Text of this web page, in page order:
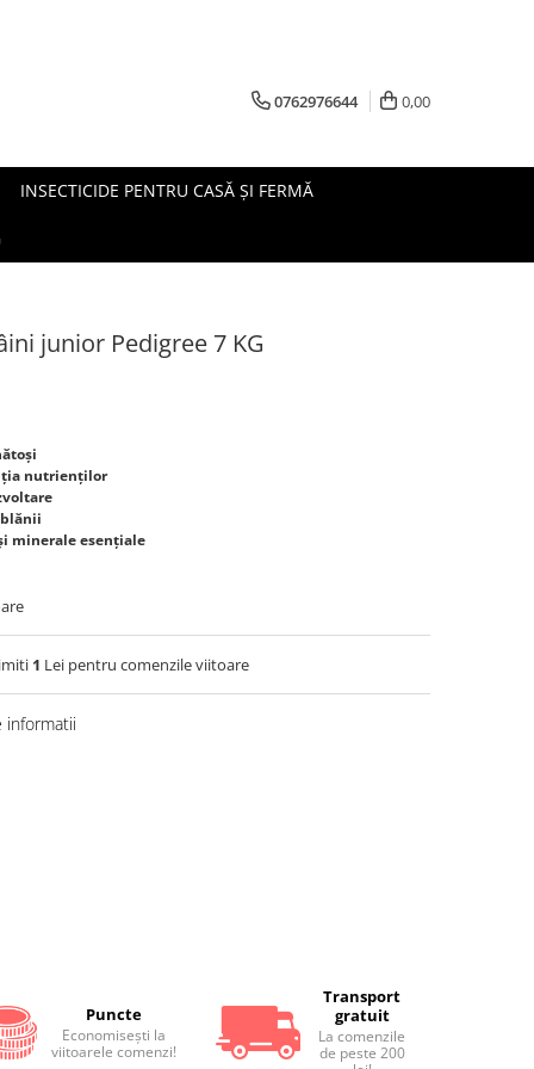
0762976644 0,00
INSECTICIDE PENTRU CASĂ ȘI FERMĂ
junior Pedigree 7 KG
nutrienților
minerale esențiale
1 Lei pentru comenzile viitoare
informatii
Puncte
Economiseşti la
viitoarele comenzi!
Transport
gratuit
La comenzile
de peste 200